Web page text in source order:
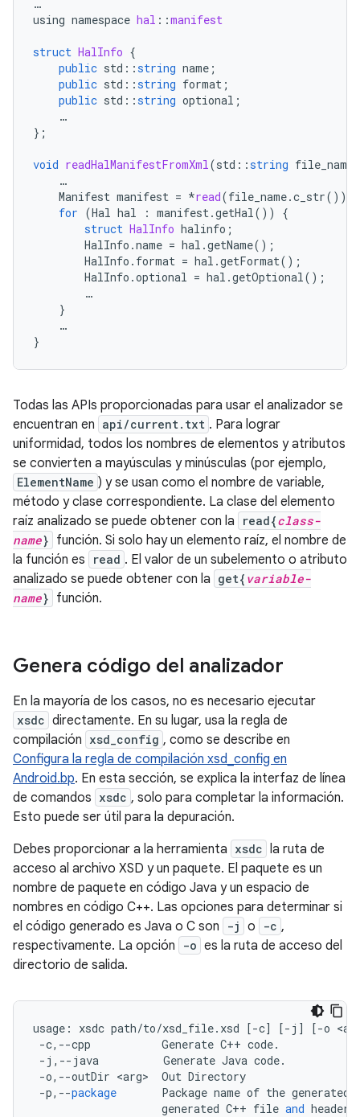
…
using namespace hal ::manifest
struct HalInfo {
public std ::string name ;
public std ::string format ;
public std ::string optional ;
…
};
void readHalManifestFromXml(std ::string file_name
…
Manifest manifest = *read(file_name.c_str());
for (Hal hal : manifest.getHal())
{
struct HalInfo halinfo ;
HalInfo .name = hal .getName();
HalInfo . format = hal .getFormat();
HalInfo .optional = hal .getOptional();
…
}
…
}
Todas las APIs proporcionadas para usar el analizador se
encuentran en api/current.txt . Para lograr
uniformidad, todos los nombres de elementos y atributos
se convierten a mayúsculas y minúsculas (por ejemplo,
ElementName ) y se usan como el nombre de variable,
método y clase correspondiente. La clase del elemento
raíz analizado se puede obtener con la
read{class-
name} función. Si solo hay un elemento raíz, el nombre de
la función es
read . El valor de un subelemento o atributo
analizado se puede obtener con la get{ variable-
name} función.
Genera código del analizador
En la mayoría de los casos, no es necesario ejecutar
xsdc directamente. En su lugar, usa la regla de
compilación xsd_config , como se describe en
Configura la regla de compilación xsd_config en
Android.bp. En esta sección, se explica la interfaz de línea
de comandos xsdc , solo para completar la información.
Esto puede ser útil para la depuración.
Debes proporcionar a la herramienta xsdc la ruta de
acceso al archivo XSD y un paquete. El paquete es un
nombre de paquete en código Java y un espacio de
nombres en código C++. Las opciones para determinar si
el código generado es Java o C son
-j o -c ,
respectivamente. La opción
-o es la ruta de acceso del
directorio de salida.
usage : xsdc path/to/xsd_file. xsd [-c] [- j ] [-o <
-c, --cpp Generate C++ code.
- j , -- java Generate Java code.
-o, --outDir <arg> Out Directory
-p, --package Package name of the generated
generated C++ file and header